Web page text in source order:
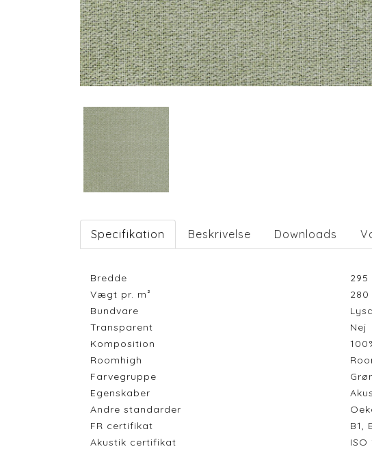
Specifikation Beskrivelse Downloads
Bredde 295
Vægt pr. m²
280
Bundvare
Transparent
Nej
Komposition
Roomhigh
Farvegruppe
Egenskaber
Andre standarder
FR certifikat
B1,
Akustik certifikat
ISO